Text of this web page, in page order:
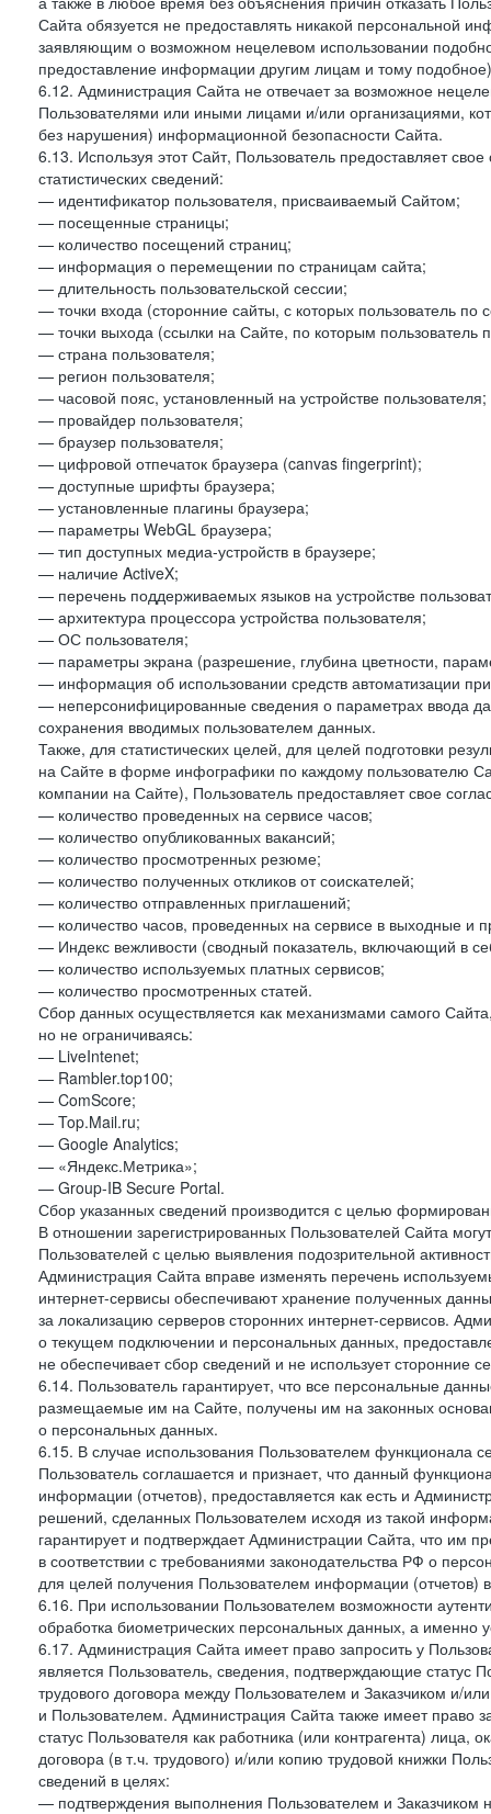
Сайта обязуется не предоставлять никакой персональной
заявляющим о возможном нецелевом использовании
предоставление информации другим лицам и тому
6.12. Администрация Сайта не отвечает за возможное
Пользователями или иными лицами и/или организациями,
без нарушения) информационной безопасности Сайта.
6.13. Используя этот Сайт, Пользователь предоставляет
статистических сведений:
— идентификатор пользователя, присваиваемый Сайтом;
— посещенные страницы;
— количество посещений страниц;
— информация о перемещении по страницам сайта;
— длительность пользовательской сессии;
— точки входа (сторонние сайты, с которых пользователь по
— точки выхода (ссылки на Сайте, по которым пользователь
— страна пользователя;
— регион пользователя;
— часовой пояс, установленный на устройстве пользователя;
— провайдер пользователя;
— браузер пользователя;
— цифровой отпечаток браузера (canvas fingerprint);
— доступные шрифты браузера;
— установленные плагины браузера;
— параметры WebGL браузера;
— тип доступных медиа-устройств в браузере;
— наличие ActiveX;
— перечень поддерживаемых языков на устройстве
— архитектура процессора устройства пользователя;
— ОС пользователя;
— параметры экрана (разрешение, глубина цветности,
— информация об использовании средств автоматизации
— неперсонифицированные сведения о параметрах ввода
сохранения вводимых пользователем данных.
Также, для статистических целей, для целей подготовки
на Сайте в форме инфографики по каждому пользователю
компании на Сайте), Пользователь предоставляет свое
— количество проведенных на сервисе часов;
— количество опубликованных вакансий;
— количество просмотренных резюме;
— количество полученных откликов от соискателей;
— количество отправленных приглашений;
— количество часов, проведенных на сервисе в выходные и
— Индекс вежливости (сводный показатель, включающий в
— количество используемых платных сервисов;
— количество просмотренных статей.
Сбор данных осуществляется как механизмами самого
но не ограничиваясь:
— LiveIntenet;
— Rambler.top100;
— ComScore;
— Top.Mail.ru;
— Google Analytics;
— «Яндекс.Метрика»;
— Group-IB Secure Portal.
Сбор указанных сведений производится с целью
В отношении зарегистрированных Пользователей Сайта
Пользователей с целью выявления подозрительной
Администрация Сайта вправе изменять перечень
интернет-сервисы обеспечивают хранение полученных
за локализацию серверов сторонних интернет-сервисов.
о текущем подключении и персональных данных,
не обеспечивает сбор сведений и не использует
6.14. Пользователь гарантирует, что все персональные
размещаемые им на Сайте, получены им на законных
о персональных данных.
6.15. В случае использования Пользователем функционала
Пользователь соглашается и признает, что данный
информации (отчетов), предоставляется как есть и
решений, сделанных Пользователем исходя из такой
гарантирует и подтверждает Администрации Сайта, что им
в соответствии с требованиями законодательства РФ о
для целей получения Пользователем информации (отчетов)
6.16. При использовании Пользователем возможности
обработка биометрических персональных данных, а именно
6.17. Администрация Сайта имеет право запросить у
является Пользователь, сведения, подтверждающие статус
трудового договора между Пользователем и Заказчиком и/
и Пользователем. Администрация Сайта также имеет право
статус Пользователя как работника (или контрагента)
договора (в т.ч. трудового) и/или копию трудовой книжки
сведений в целях:
— подтверждения выполнения Пользователем и Заказчиком